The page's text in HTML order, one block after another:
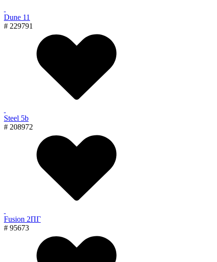
Dune 11
# 229791
Steel 5b
# 208972
Fusion 2ПГ
# 95673